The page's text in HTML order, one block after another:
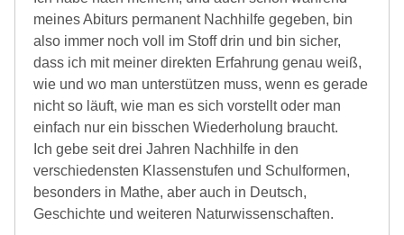
meines Abiturs permanent Nachhilfe gegeben, bin
also immer noch voll im Stoff drin und bin sicher,
dass ich mit meiner direkten Erfahrung genau weiß,
wie und wo man unterstützen muss, wenn es gerade
nicht so läuft, wie man es sich vorstellt oder man
einfach nur ein bisschen Wiederholung braucht.
Ich gebe seit drei Jahren Nachhilfe in den
verschiedensten Klassenstufen und Schulformen,
besonders in Mathe, aber auch in Deutsch,
Geschichte und weiteren Naturwissenschaften.